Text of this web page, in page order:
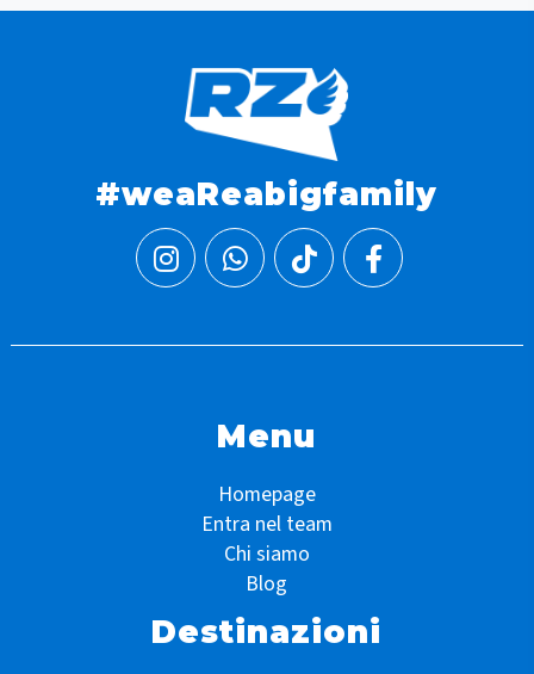
#weaReabigfamily
Menu
Homepage
Entra nel team
Chi siamo
Blog
Destinazioni